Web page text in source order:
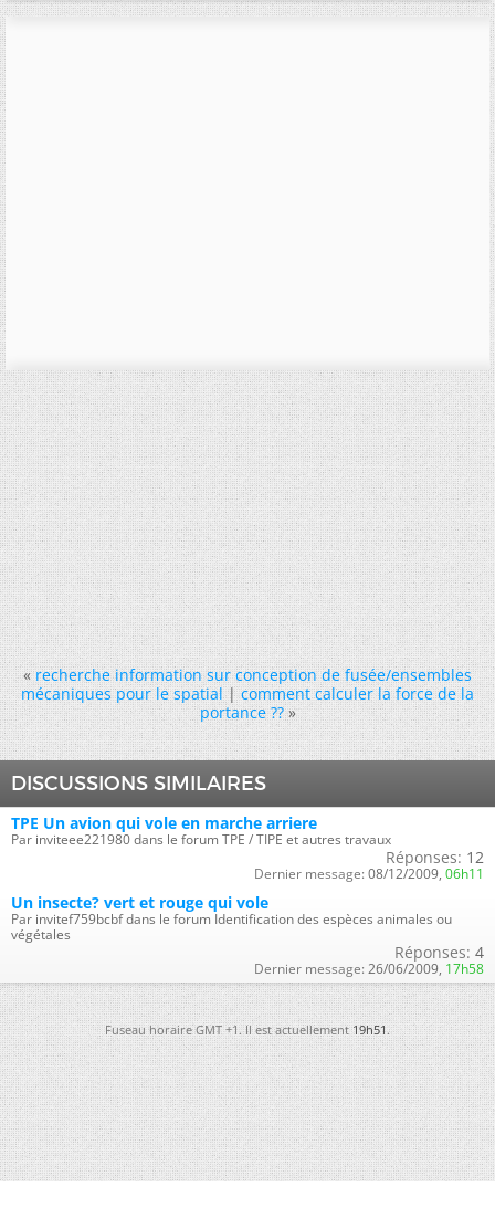
« recherche information sur conception de fusée/ensembles
mécaniques pour le spatial|comment calculer la force de la
portance ?? »
DISCUSSIONS SIMILAIRES
TPE Un avion qui vole en marche arriere
Par inviteee221980 dans le forum TPE / TIPE et autres travaux
Réponses: 12
Dernier message: 08/12/2009, 06h11
Un insecte? vert et rouge qui vole
Par invitef759bcbf dans le forum Identification des espèces animales ou
végétales
Réponses: 4
Dernier message: 26/06/2009, 17h58
Fuseau horaire GMT +1. Il est actuellement19h51.